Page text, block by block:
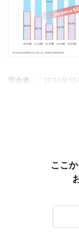
司会者 ：「2030年
ここ